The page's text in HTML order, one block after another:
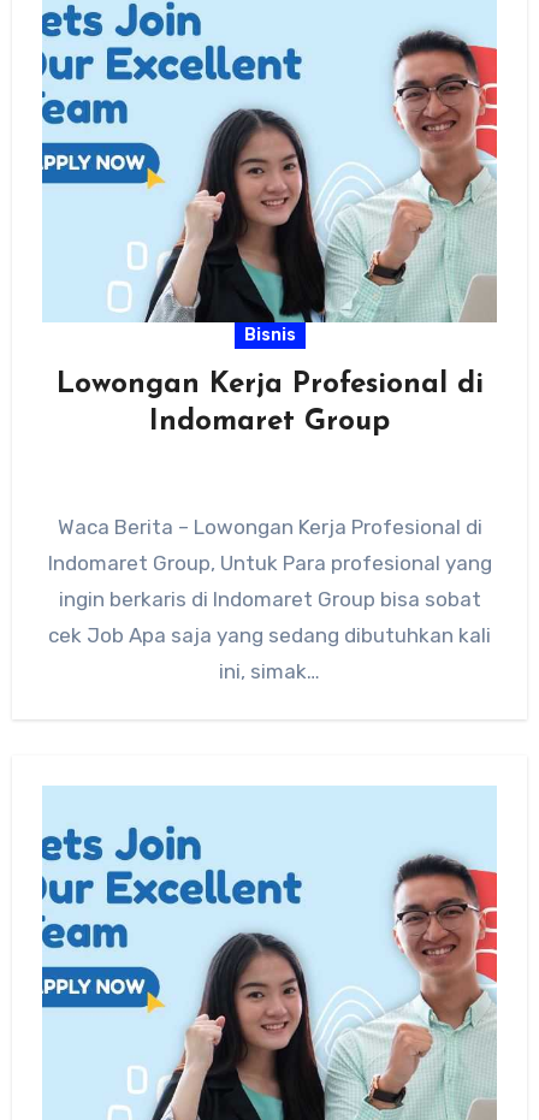
Bisnis
Lowongan Kerja Profesional di
Indomaret Group
Waca Berita – Lowongan Kerja Profesional di
Indomaret Group, Untuk Para profesional yang
ingin berkaris di Indomaret Group bisa sobat
cek Job Apa saja yang sedang dibutuhkan kali
ini, simak…